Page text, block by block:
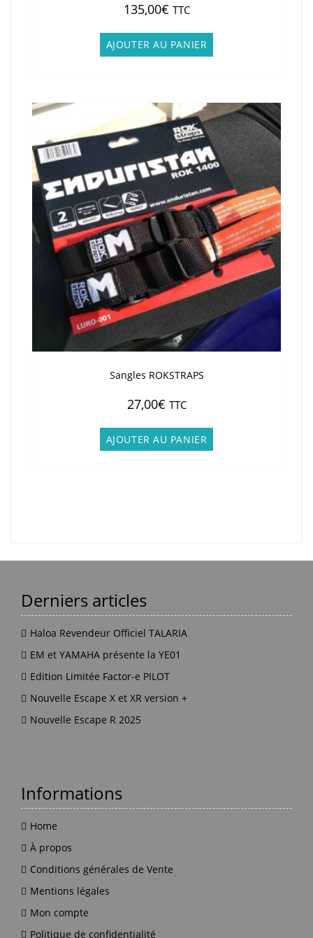
135,00€ TTC
AJOUTER AU PANIER
Sangles ROKSTRAPS
27,00€ TTC
AJOUTER AU PANIER
Derniers articles
Haloa Revendeur Officiel TALARIA
EM et YAMAHA présente la YE01
Edition Limitée Factor-e PILOT
Nouvelle Escape X et XR version +
Nouvelle Escape R 2025
Informations
Home
À propos
Conditions générales de Vente
Mentions légales
Mon compte
Politique de confidentialité